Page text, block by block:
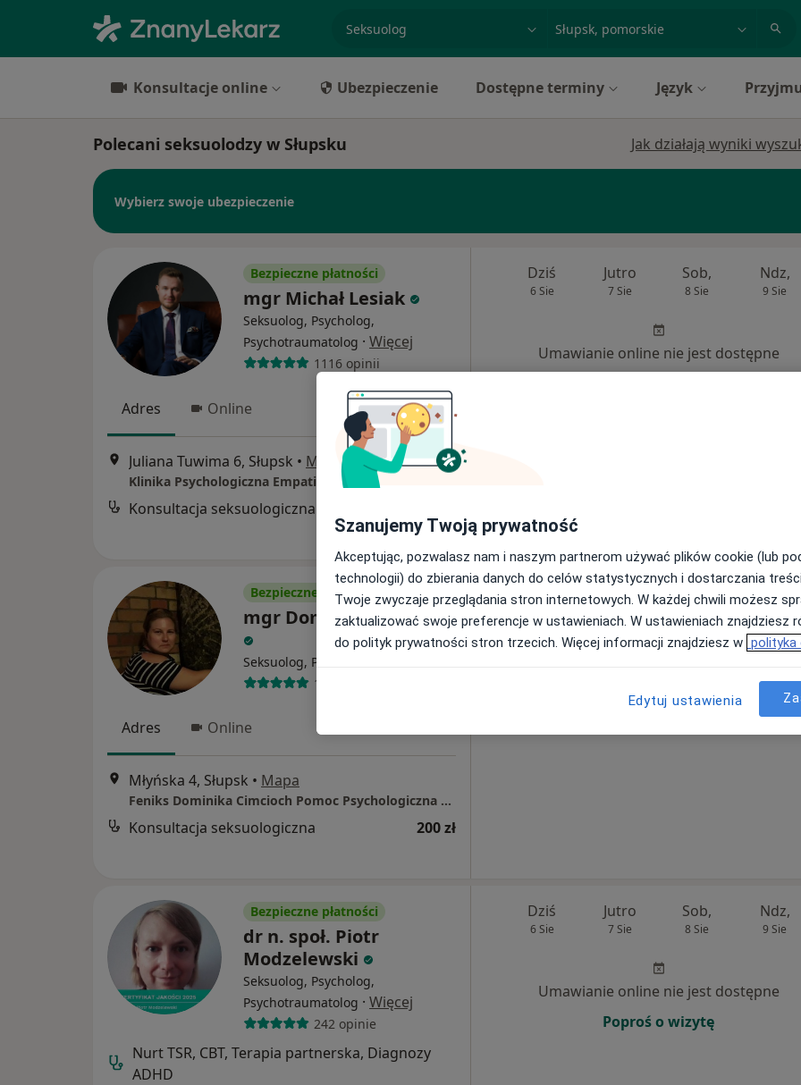
Konsultacje online Ubezpieczenie Dostępne terminy Język
Polecani seksuolodzy w Słupsku Jak działają wyniki
Wybierz swoje ubezpieczenie
Bezpieczne płatności
mgr Michał Lesiak
Seksuolog, Psycholog,
Psychotraumatolog · Więcej
1116 opinii
Adres Online
Juliana Tuwima 6, Słupsk • Mapa
Klinika Psychologiczna Empatia - Michał Lesiak
Konsultacja seksuologiczna
Dziś
6 Sie
Jutro
7 Sie
Sob,
8 Sie
Ndz,
9 Sie
Umawianie online nie jest dostępne
Bezpieczne płatności
mgr Dominika Cimcioch
Seksuolog, Psycholog
17 opinii
Adres Online
Młyńska 4, Słupsk • Mapa
Feniks Dominika Cimcioch Pomoc Psychologiczna Seksuologiczna Terapia Par
Konsultacja seksuologiczna 200 zł
Dziś Jutro
7 Sie
Sob,
8 Sie
Poproś o wizytę
Bezpieczne płatności
dr n. społ. Piotr
Modzelewski
Seksuolog, Psycholog,
Psychotraumatolog · Więcej
242 opinie
Nurt TSR, CBT, Terapia partnerska, Diagnozy
ADHD
Dziś
6 Sie
Jutro
7 Sie
Sob,
8 Sie
Ndz,
9 Sie
Umawianie online nie jest dostępne
Poproś o wizytę
Szanujemy Twoją prywatność
Akceptując, pozwalasz nam i naszym partnerom używać plików cookie (lub
technologii) do zbierania danych do celów statystycznych i dostarczania
Twoje zwyczaje przeglądania stron internetowych. W każdej chwili możesz
zaktualizować swoje preferencje w ustawieniach. W ustawieniach znajdziesz
do polityk prywatności stron trzecich. Więcej informacji znajdziesz w polityka
Edytuj ustawienia